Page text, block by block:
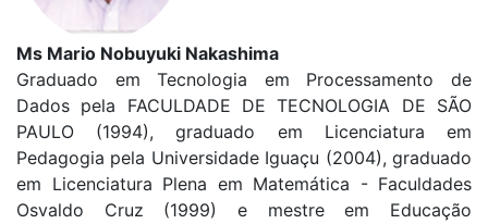
Ms Mario Nobuyuki Nakashima
Graduado em Tecnologia em Processamento de
Dados pela FACULDADE DE TECNOLOGIA DE SÃO
PAULO (1994), graduado em Licenciatura em
Pedagogia pela Universidade Iguaçu (2004), graduado
em Licenciatura Plena em Matemática - Faculdades
Osvaldo Cruz (1999) e mestre em Educação